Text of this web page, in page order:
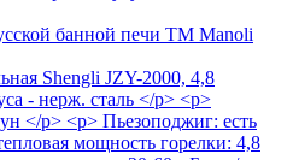
банной печи ТМ Manoli